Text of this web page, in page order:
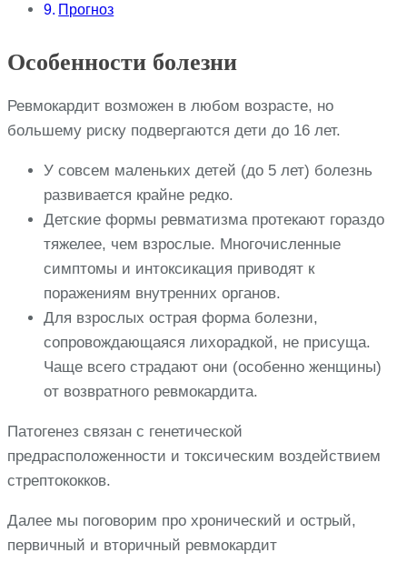
Прогноз
Особенности болезни
Ревмокардит возможен в любом возрасте, но
большему риску подвергаются дети до 16 лет.
У совсем маленьких детей (до 5 лет) болезнь
развивается крайне редко.
Детские формы ревматизма протекают гораздо
тяжелее, чем взрослые. Многочисленные
симптомы и интоксикация приводят к
поражениям внутренних органов.
Для взрослых острая форма болезни,
сопровождающаяся лихорадкой, не присуща.
Чаще всего страдают они (особенно женщины)
от возвратного ревмокардита.
Патогенез связан с генетической
предрасположенности и токсическим воздействием
стрептококков.
Далее мы поговорим про хронический и острый,
первичный и вторичный ревмокардит